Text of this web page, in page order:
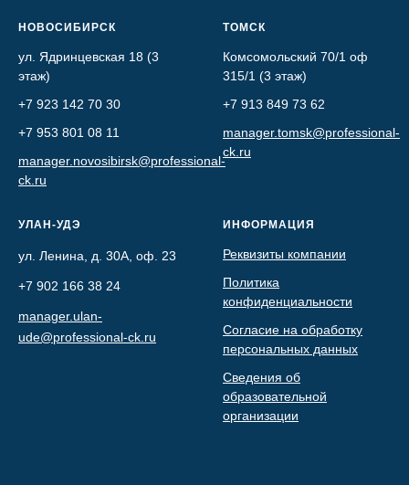
НОВОСИБИРСК
ул. Ядринцевская 18 (3
этаж)
+7 923 142 70 30
+7 953 801 08 11
manager.novosibirsk@professional-
ck.ru
ТОМСК
Комсомольский 70/1 оф
315/1 (3 этаж)
+7 913 849 73 62
manager.tomsk@professional-
ck.ru
УЛАН-УДЭ
ул. Ленина, д. 30А, оф. 23
+7 902 166 38 24
manager.ulan-
ude@professional-ck.ru
ИНФОРМАЦИЯ
Реквизиты компании
Политика
конфиденциальности
Согласие на обработку
персональных данных
Сведения об
образовательной
организации